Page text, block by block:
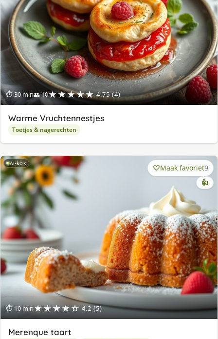
⏱ 30 min👥 10★★★★★ 4.75 (4)
Warme Vruchtennestjes
Toetjes & nagerechten
AI-kok
⏱ 10 min★★★★☆ 4.2 (5)
Maak favoriet9
👍
Merenque taart